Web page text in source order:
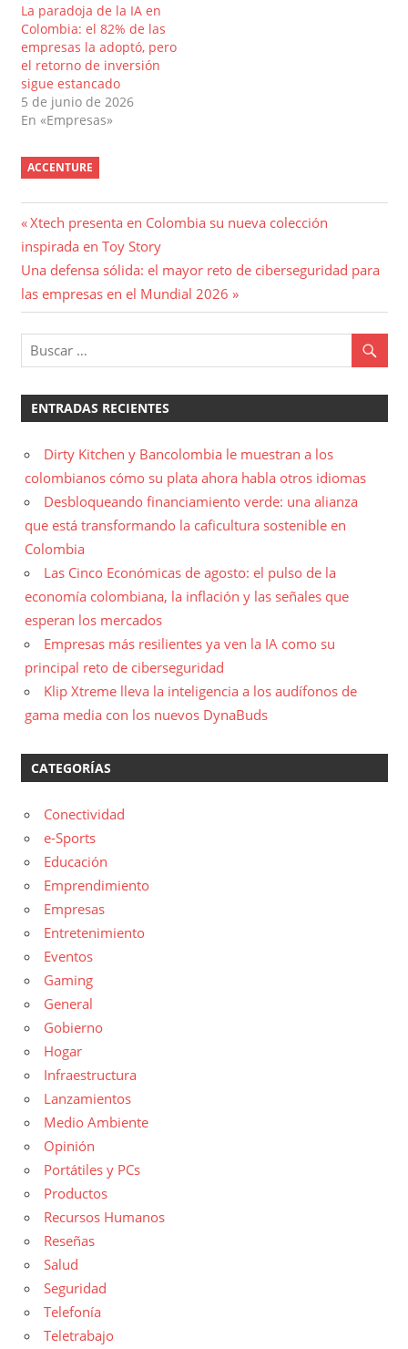
La paradoja de la IA en
Colombia: el 82% de las
empresas la adoptó, pero
el retorno de inversión
sigue estancado
5 de junio de 2026
En «Empresas»
ACCENTURE
Navegación
de
entradas
Entrada
anterior:
Xtech presenta en Colombia su nueva colección
inspirada en Toy Story
Entrada
siguiente:
Una defensa sólida: el mayor reto de ciberseguridad para
las empresas en el Mundial 2026
ENTRADAS RECIENTES
Dirty Kitchen y Bancolombia le muestran a los
colombianos cómo su plata ahora habla otros idiomas
Desbloqueando financiamiento verde: una alianza
que está transformando la caficultura sostenible en
Colombia
Las Cinco Económicas de agosto: el pulso de la
economía colombiana, la inflación y las señales que
esperan los mercados
Empresas más resilientes ya ven la IA como su
principal reto de ciberseguridad
Klip Xtreme lleva la inteligencia a los audífonos de
gama media con los nuevos DynaBuds
CATEGORÍAS
Conectividad
e-Sports
Educación
Emprendimiento
Empresas
Entretenimiento
Eventos
Gaming
General
Gobierno
Hogar
Infraestructura
Lanzamientos
Medio Ambiente
Opinión
Portátiles y PCs
Productos
Recursos Humanos
Reseñas
Salud
Seguridad
Telefonía
Teletrabajo